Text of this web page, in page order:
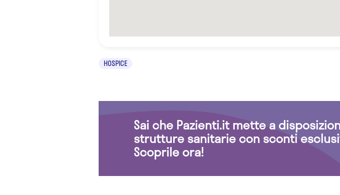
HOSPICE
Sai che Pazienti.it mette a
strutture sanitarie con sconti
Scoprile ora!